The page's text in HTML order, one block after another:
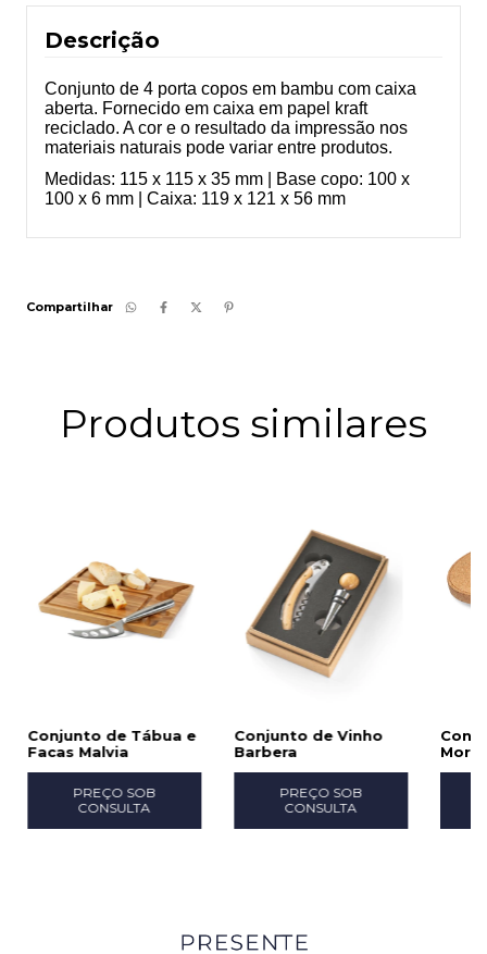
Descrição
Conjunto de 4 porta copos em bambu com caixa
aberta. Fornecido em caixa em papel kraft
reciclado. A cor e o resultado da impressão nos
materiais naturais pode variar entre produtos.
Medidas: 115 x 115 x 35 mm | Base copo: 100 x
100 x 6 mm | Caixa: 119 x 121 x 56 mm
Compartilhar
Produtos similares
Conjunto de Tábua e
Facas Malvia
PREÇO SOB
CONSULTA
Conjunto de Vinho
Barbera
PREÇO SOB
CONSULTA